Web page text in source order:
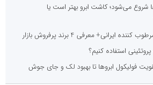
شروع می‌شود؛ کاشت ابرو بهتر است یا
ایرانی+ معرفی 4 برند پرفروش بازار
استفاده کنیم؟